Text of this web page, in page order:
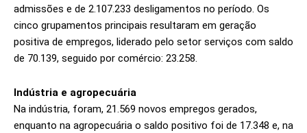
admissões e de 2.107.233 desligamentos no período. Os
cinco grupamentos principais resultaram em geração
positiva de empregos, liderado pelo setor serviços com saldo
de 70.139, seguido por comércio: 23.258.
Indústria e agropecuária
Na indústria, foram, 21.569 novos empregos gerados,
enquanto na agropecuária o saldo positivo foi de 17.348 e, na